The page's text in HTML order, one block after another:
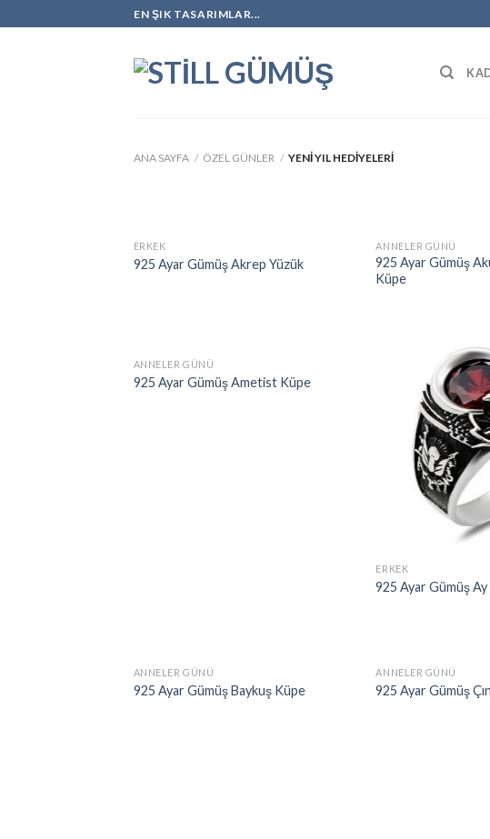
to
EN ŞIK TASARIMLAR...
ANA SAYFA / ÖZEL GÜNLER / YENI YIL HEDIYELERI
ERKEK
925 Ayar Gümüş Akrep Yüzük
ANNELER GÜNÜ
925 Ayar Gümüş
Küpe
ANNELER GÜNÜ
925 Ayar Gümüş Ametist Küpe
ERKEK
925 Ayar Gümüş Ay
ANNELER GÜNÜ
925 Ayar Gümüş Baykuş Küpe
ANNELER GÜNÜ
925 Ayar Gümüş